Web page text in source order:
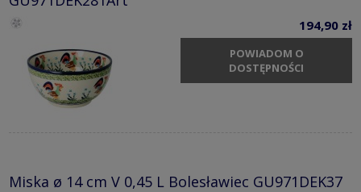
194,90 zł
POWIADOM O
DOSTĘPNOŚCI
Miska ø 14 cm V 0,45 L Bolesławiec GU971DEK37